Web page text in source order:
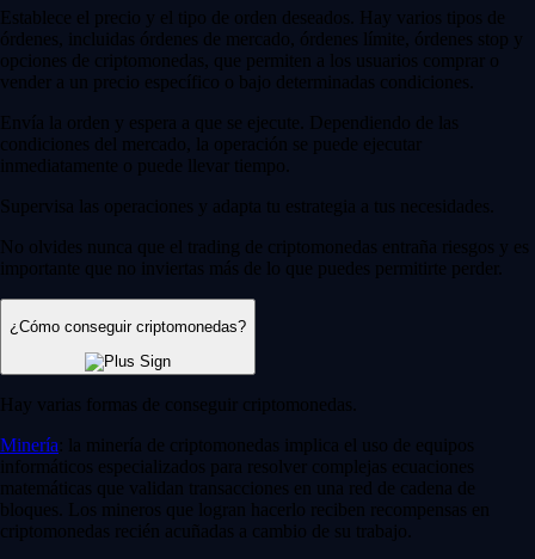
Establece el precio y el tipo de orden deseados. Hay varios tipos de
órdenes, incluidas órdenes de mercado, órdenes límite, órdenes stop y
opciones de criptomonedas, que permiten a los usuarios comprar o
vender a un precio específico o bajo determinadas condiciones.
Envía la orden y espera a que se ejecute. Dependiendo de las
condiciones del mercado, la operación se puede ejecutar
inmediatamente o puede llevar tiempo.
Supervisa las operaciones y adapta tu estrategia a tus necesidades.
No olvides nunca que el trading de criptomonedas entraña riesgos y es
importante que no inviertas más de lo que puedes permitirte perder.
¿Cómo conseguir criptomonedas?
Hay varias formas de conseguir criptomonedas.
Minería: la minería de criptomonedas implica el uso de equipos
informáticos especializados para resolver complejas ecuaciones
matemáticas que validan transacciones en una red de cadena de
bloques. Los mineros que logran hacerlo reciben recompensas en
criptomonedas recién acuñadas a cambio de su trabajo.